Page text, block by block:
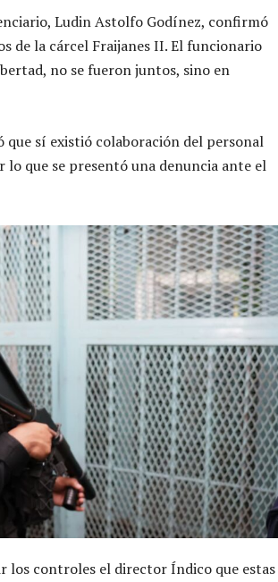
Ludin Astolfo Godínez, confirmó
de la cárcel Fraijanes II. El funcionario
no se fueron juntos, sino en
que sí existió colaboración del personal
lo que se presentó una denuncia ante el
los controles el director Índico que estas